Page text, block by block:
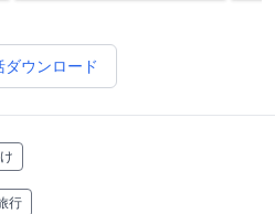
ダウンロード
行